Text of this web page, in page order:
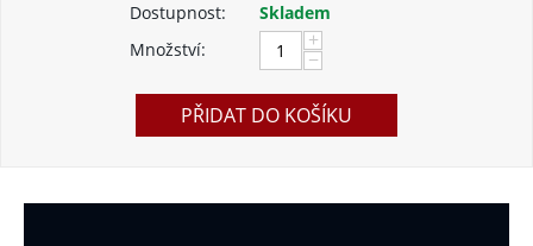
Dostupnost:
Skladem
Množství:
+
−
PŘIDAT DO KOŠÍKU